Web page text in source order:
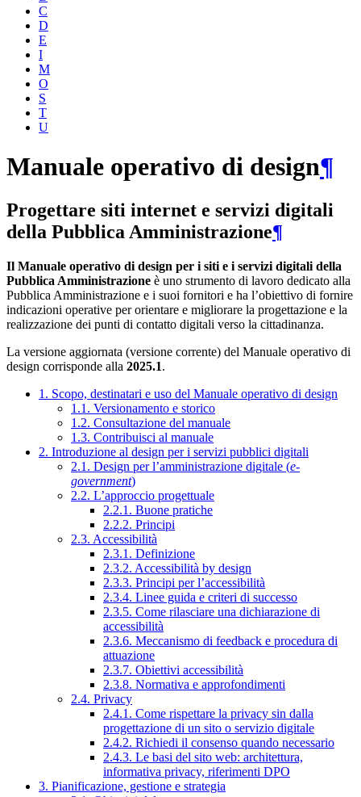
C
D
E
I
M
O
S
T
U
Manuale operativo di design¶
Progettare siti internet e servizi digitali
della Pubblica Amministrazione¶
Il Manuale operativo di design per i siti e i servizi digitali della
Pubblica Amministrazione è uno strumento di lavoro dedicato alla
Pubblica Amministrazione e i suoi fornitori e ha l’obiettivo di fornire
indicazioni operative per orientare e migliorare la progettazione e la
realizzazione dei punti di contatto digitali verso la cittadinanza.
La versione aggiornata (versione corrente) del Manuale operativo di
design corrisponde alla 2025.1.
1. Scopo, destinatari e uso del Manuale operativo di design
1.1. Versionamento e storico
1.2. Consultazione del manuale
1.3. Contribuisci al manuale
2. Introduzione al design per i servizi pubblici digitali
2.1. Design per l’amministrazione digitale (e-
government)
2.2. L’approccio progettuale
2.2.1. Buone pratiche
2.2.2. Principi
2.3. Accessibilità
2.3.1. Definizione
2.3.2. Accessibilità by design
2.3.3. Principi per l’accessibilità
2.3.4. Linee guida e criteri di successo
2.3.5. Come rilasciare una dichiarazione di
accessibilità
2.3.6. Meccanismo di feedback e procedura di
attuazione
2.3.7. Obiettivi accessibilità
2.3.8. Normativa e approfondimenti
2.4. Privacy
2.4.1. Come rispettare la privacy sin dalla
progettazione di un sito o servizio digitale
2.4.2. Richiedi il consenso quando necessario
2.4.3. Le basi del sito web: architettura,
informativa privacy, riferimenti DPO
3. Pianificazione, gestione e strategia